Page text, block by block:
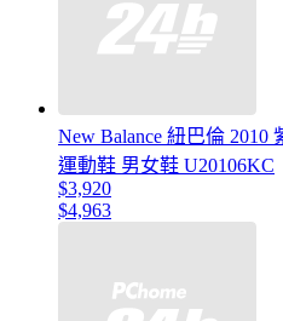
New Balance 紐巴倫
運動鞋 男女鞋 U20106KC
$3,920
$4,963